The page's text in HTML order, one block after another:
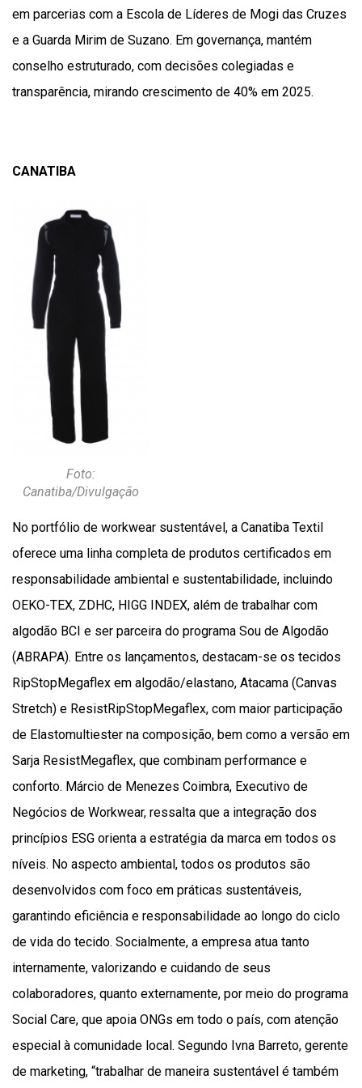
em parcerias com a Escola de Líderes de Mogi das Cruzes
e a Guarda Mirim de Suzano. Em governança, mantém
conselho estruturado, com decisões colegiadas e
transparência, mirando crescimento de 40% em 2025.
CANATIBA
Foto:
Canatiba/Divulgação
No portfólio de workwear sustentável, a Canatiba Textil
oferece uma linha completa de produtos certificados em
responsabilidade ambiental e sustentabilidade, incluindo
OEKO-TEX, ZDHC, HIGG INDEX, além de trabalhar com
algodão BCI e ser parceira do programa Sou de Algodão
(ABRAPA). Entre os lançamentos, destacam-se os tecidos
RipStopMegaflex em algodão/elastano, Atacama (Canvas
Stretch) e ResistRipStopMegaflex, com maior participação
de Elastomultiester na composição, bem como a versão em
Sarja ResistMegaflex, que combinam performance e
conforto. Márcio de Menezes Coimbra, Executivo de
Negócios de Workwear, ressalta que a integração dos
princípios ESG orienta a estratégia da marca em todos os
níveis. No aspecto ambiental, todos os produtos são
desenvolvidos com foco em práticas sustentáveis,
garantindo eficiência e responsabilidade ao longo do ciclo
de vida do tecido. Socialmente, a empresa atua tanto
internamente, valorizando e cuidando de seus
colaboradores, quanto externamente, por meio do programa
Social Care, que apoia ONGs em todo o país, com atenção
especial à comunidade local. Segundo Ivna Barreto, gerente
de marketing, “trabalhar de maneira sustentável é também